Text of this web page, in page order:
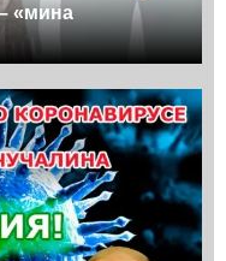
«мина